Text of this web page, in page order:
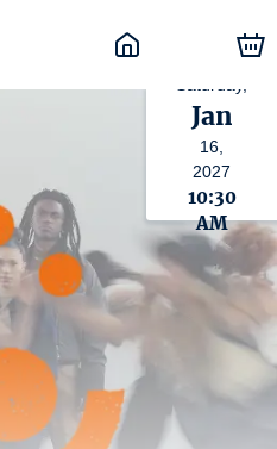
Jan
16,
2027
10:30
AM